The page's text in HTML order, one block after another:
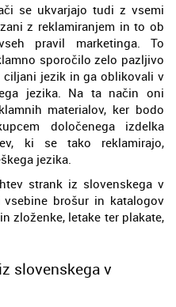
se ukvarjajo tudi z vsemi
z reklamiranjem in to ob
pravil marketinga. To
sporočilo zelo pazljivo
ciljani jezik in ga oblikovali v
jezika. Na ta način oni
materialov, ker bodo
določenega izdelka
ki se tako reklamirajo,
jezika.
strank iz slovenskega v
brošur in katalogov
zloženke, letake ter plakate,
slovenskega v